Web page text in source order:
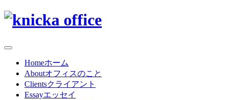
Homeホーム
Aboutオフィスのこと
Clientsクライアント
Essayエッセイ